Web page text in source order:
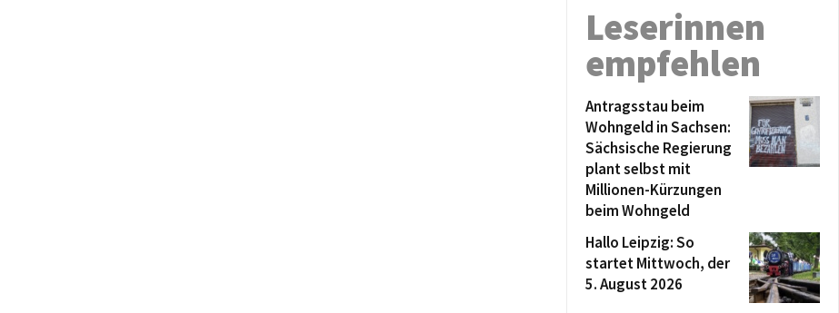
Leserinnen
empfehlen
Antragsstau beim
Wohngeld in Sachsen:
Sächsische Regierung
plant selbst mit
Millionen-Kürzungen
beim Wohngeld
Hallo Leipzig: So
startet Mittwoch, der
5. August 2026